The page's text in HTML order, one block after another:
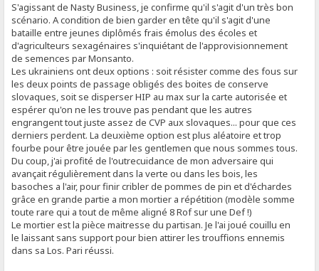
S'agissant de Nasty Business, je confirme qu'il s'agit d'un très bon
scénario. A condition de bien garder en tête qu'il s'agit d'une
bataille entre jeunes diplômés frais émolus des écoles et
d'agriculteurs sexagénaires s'inquiétant de l'approvisionnement
de semences par Monsanto.
Les ukrainiens ont deux options : soit résister comme des fous sur
les deux points de passage obligés des boites de conserve
slovaques, soit se disperser HIP au max sur la carte autorisée et
espérer qu'on ne les trouve pas pendant que les autres
engrangent tout juste assez de CVP aux slovaques... pour que ces
derniers perdent. La deuxième option est plus aléatoire et trop
fourbe pour être jouée par les gentlemen que nous sommes tous.
Du coup, j'ai profité de l'outrecuidance de mon adversaire qui
avançait régulièrement dans la verte ou dans les bois, les
basoches a l'air, pour finir cribler de pommes de pin et d'échardes
grâce en grande partie a mon mortier a répétition (modèle somme
toute rare qui a tout de même aligné 8 Rof sur une Def !)
Le mortier est la pièce maitresse du partisan. Je l'ai joué couillu en
le laissant sans support pour bien attirer les trouffions ennemis
dans sa Los. Pari réussi.